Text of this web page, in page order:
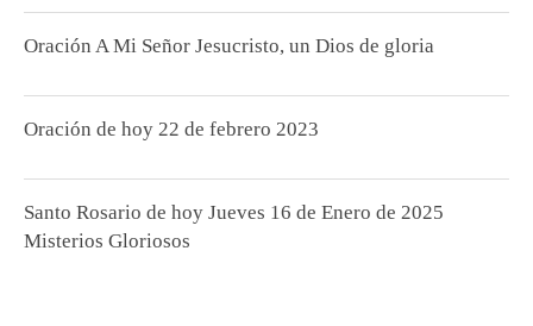
Oración A Mi Señor Jesucristo, un Dios de gloria
Oración de hoy 22 de febrero 2023
Santo Rosario de hoy Jueves 16 de Enero de 2025
Misterios Gloriosos